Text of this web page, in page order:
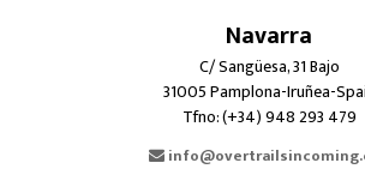
Navarra
C/ Sangüesa, 31 Bajo
31005 Pamplona-Iruñea-
Tfno: (+34) 948 293 479